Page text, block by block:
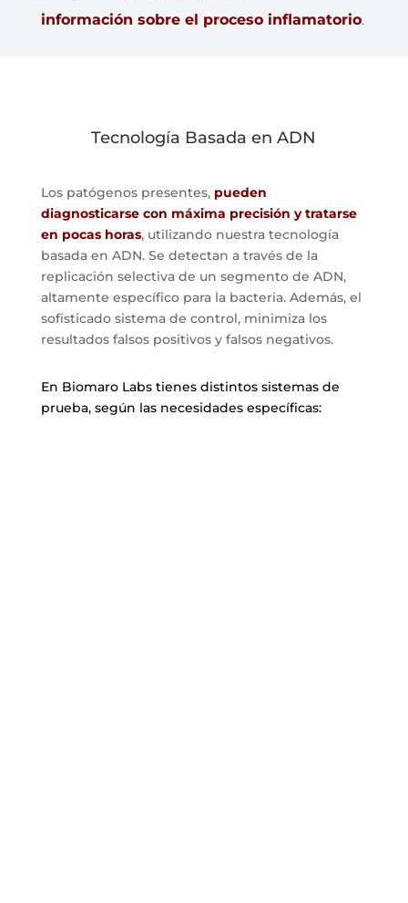
información sobre el proceso inflamatorio.
Tecnología Basada en ADN
Los patógenos presentes, pueden
diagnosticarse con máxima precisión y tratarse
en pocas horas, utilizando nuestra tecnología
basada en ADN. Se detectan a través de la
replicación selectiva de un segmento de ADN,
altamente específico para la bacteria. Además, el
sofisticado sistema de control, minimiza los
resultados falsos positivos y falsos negativos.
En Biomaro Labs tienes distintos sistemas de
prueba, según las necesidades específicas: